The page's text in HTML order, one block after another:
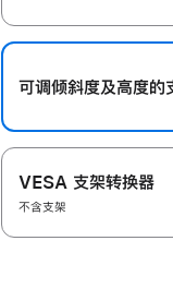
可调倾斜度及高‍度的
VESA 支架转换器
不含支架